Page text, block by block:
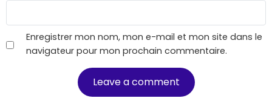
Enregistrer mon nom, mon e-mail et mon site dans le
navigateur pour mon prochain commentaire.